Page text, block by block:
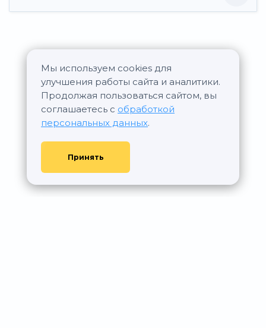
Мы используем cookies для
улучшения работы сайта и аналитики.
Продолжая пользоваться сайтом, вы
соглашаетесь с обработкой
персональных данных.
Принять